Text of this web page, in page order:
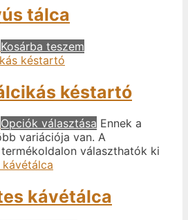
tálca
Kosárba teszem
késtartó
Opciók választása Ennek a
variációja van. A
választhatók ki
kávétálca